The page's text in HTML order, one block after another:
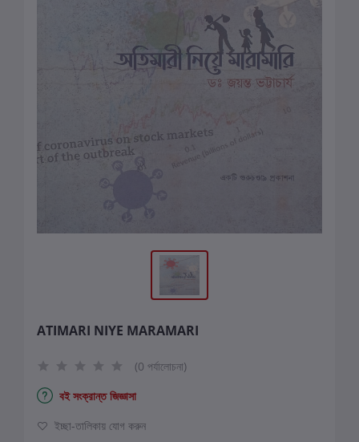
ATIMARI NIYE MARAMARI
(0 পর্যালোচনা)
বই সংক্রান্ত জিজ্ঞাসা
ইচ্ছা-তালিকায় যোগ করুন